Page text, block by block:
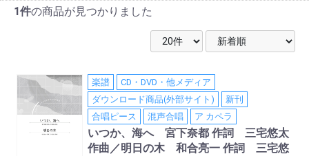
1件の商品が見つかりました
楽譜
CD・DVD・他メディア
ダウンロード商品(外部サイト)
新刊
合唱ピース
混声合唱 ア カペラ
いつか、海へ 宮下奈都 作詞 三宅悠太
作曲／明日の木 和合亮一 作詞 三宅悠